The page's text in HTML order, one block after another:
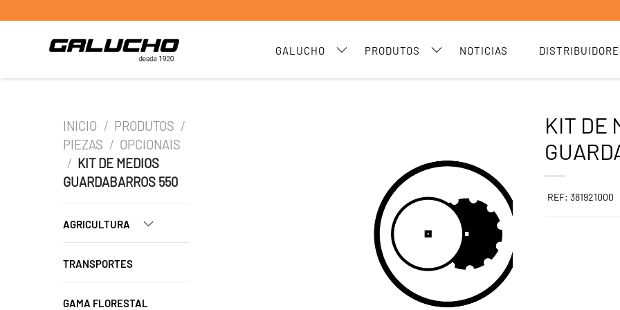
GALUCHO PRODUTOS NOTICIAS
INICIO / PRODUTOS /
PIEZAS / OPCIONAIS
/ KIT DE MEDIOS
GUARDABARROS 550
AGRICULTURA
TRANSPORTES
GAMA FLORESTAL
KIT DE
REF: 381921000